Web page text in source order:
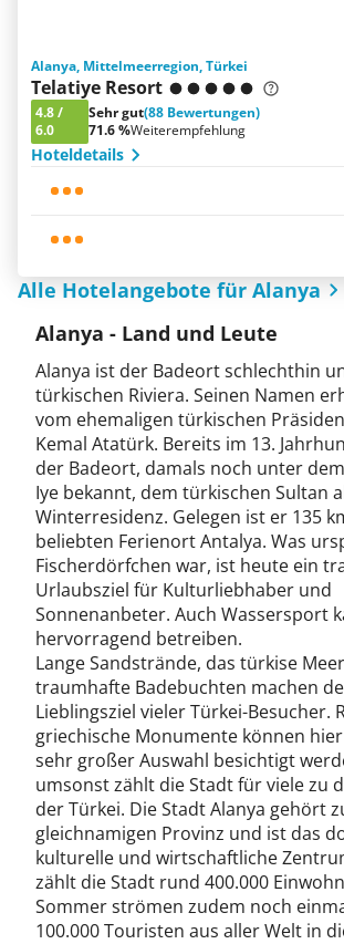
Alanya, Mittelmeerregion, Türkei
Telatiye Resort
4.8/
6.0
Sehr gut(88 Bewertungen)
71.6 %Weiterempfehlung
Hoteldetails
Alle Hotelangebote für Alanya
Alanya - Land und Leute
Alanya ist der Badeort schlechthin
türkischen Riviera. Seinen Namen
vom ehemaligen türkischen
Kemal Atatürk. Bereits im 13.
der Badeort, damals noch unter
Iye bekannt, dem türkischen Sultan
Winterresidenz. Gelegen ist er 135
beliebten Ferienort Antalya. Was
Fischerdörfchen war, ist heute ein
Urlaubsziel für Kulturliebhaber und
Sonnenanbeter. Auch Wassersport
hervorragend betreiben.
Lange Sandstrände, das türkise
traumhafte Badebuchten machen
Lieblingsziel vieler Türkei-Besucher.
griechische Monumente können
sehr großer Auswahl besichtigt
umsonst zählt die Stadt für viele zu
der Türkei. Die Stadt Alanya gehört
gleichnamigen Provinz und ist das
kulturelle und wirtschaftliche
zählt die Stadt rund 400.000
Sommer strömen zudem noch
100.000 Touristen aus aller Welt in